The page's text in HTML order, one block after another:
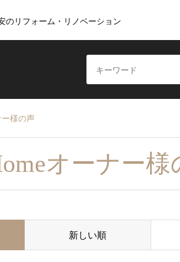
のリフォーム・リノベーション
様の声
オーナー様
新しい順